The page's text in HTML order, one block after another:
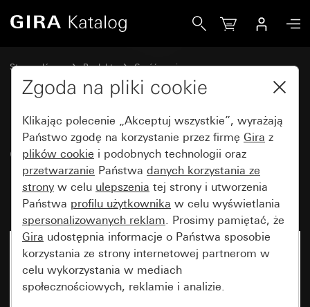
Strona główna Produkty
Część zamienna
Bryzgoszczelny podtynkowy IP44 Gira TX_44
Sterowanie oświetleniem
Osłona z zaślepka nasadzaną do
moduł nakładany czujnika ruchu
nego 1,10 m Komfort
Zgoda na pliki cookie
Klikając polecenie „Akceptuj wszystkie”, wyrażają
Państwo zgodę na korzystanie przez firmę Gira z
plików cookie i podobnych technologii oraz
przetwarzanie Państwa danych korzystania ze
strony w celu ulepszenia tej strony i utworzenia
Państwa profilu użytkownika w celu wyświetlania
spersonalizowanych reklam. Prosimy pamiętać, że
Gira udostępnia informacje o Państwa sposobie
korzystania ze strony internetowej partnerom w
celu wykorzystania w mediach
społecznościowych, reklamie i analizie.